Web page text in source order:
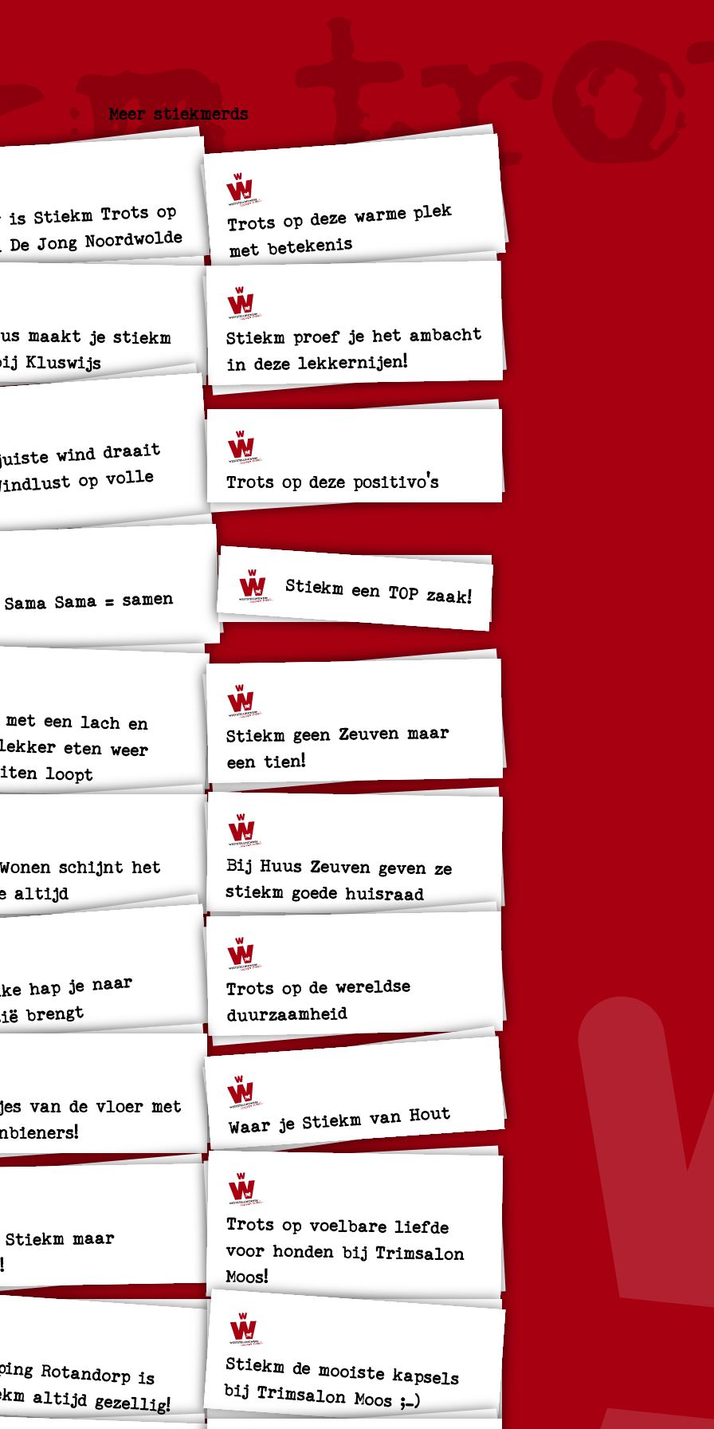
Meer stiekmerds
Stiekm Trots op
Jong Noordwolde
Trots op deze warme plek
met betekenis
maakt je stiekm
Kluswijs
Stiekm proef je het ambacht
in deze lekkernijen!
wind draait
op volle Trots op deze positivo's
Sama = samen Stiekm een TOP zaak!
een lach en
eten weer
loopt
Stiekm geen Zeuven maar
een tien!
schijnt het
altijd
Bij Huus Zeuven geven ze
stiekm goede huisraad
hap je naar
brengt
Trots op de wereldse
duurzaamheid
van de vloer met
Waar je Stiekm van Hout
maar Trots op voelbare liefde
voor honden bij Trimsalon
Moos!
Rotandorp is
altijd gezellig!
Stiekm de mooiste kapsels
bij Trimsalon Moos ;-)